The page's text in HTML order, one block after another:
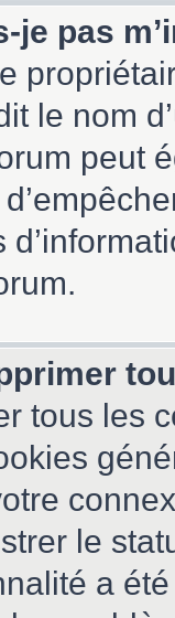
je pas
le nom
peut
tous les
le
a